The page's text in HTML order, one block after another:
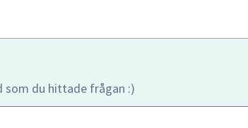
som du hittade frågan :)